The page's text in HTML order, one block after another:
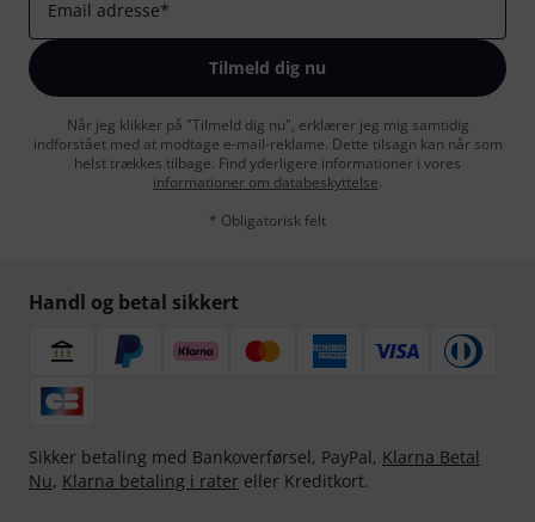
Email adresse*
Tilmeld dig nu
Når jeg klikker på "Tilmeld dig nu", erklærer jeg mig samtidig
indforstået med at modtage e-mail-reklame. Dette tilsagn kan når som
helst trækkes tilbage. Find yderligere informationer i vores
informationer om databeskyttelse.
* Obligatorisk felt
Handl og betal sikkert
Sikker betaling med Bankoverførsel, PayPal, Klarna Betal
Nu, Klarna betaling i rater eller Kreditkort.